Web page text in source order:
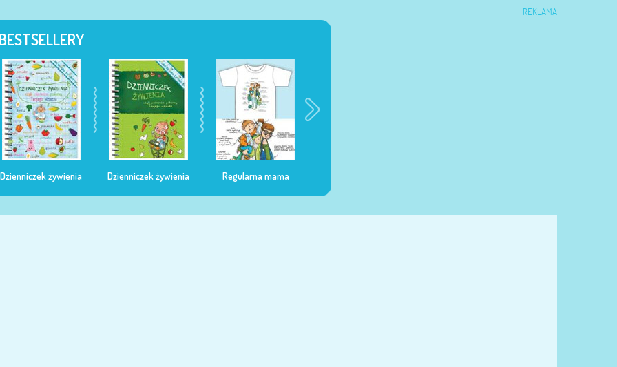
REKLAMA
BESTSELLERY
Dzienniczek żywienia Dzienniczek żywienia Regularna mama